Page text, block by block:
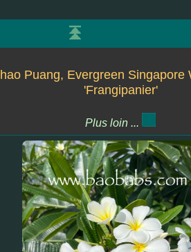
Puang, Evergreen
'Frangipanier'
Plus loin ...